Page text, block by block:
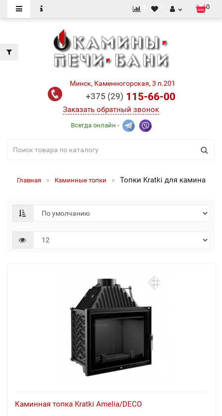
0
Минск, Каменногорская, 3 п.201
+375 (29) 115-66-00
Заказать обратный звонок
Всегда онлайн -
Главная Каминные топки Топки Kratki для камина
Каминная топка Kratki Amelia/DECO